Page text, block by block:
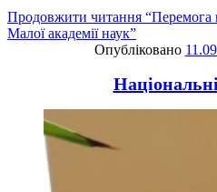
Продовжити читання “Перемога
Малої академії наук”
Опубліковано